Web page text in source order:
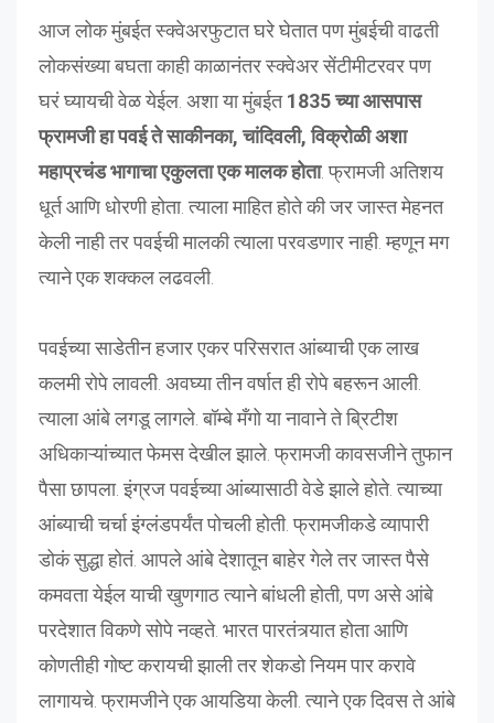
आज लोक मुंबईत स्क्वेअरफुटात घरे घेतात पण मुंबईची वाढती
लोकसंख्या बघता काही काळानंतर स्क्वेअर सेंटीमीटरवर पण
घरं घ्यायची वेळ येईल. अशा या मुंबईत1835 च्या आसपास
फ्रामजी हा पवई ते साकीनका, चांदिवली, विक्रोळी अशा
महाप्रचंड भागाचा एकुलता एक मालक होता. फ्रामजी अतिशय
धूर्त आणि धोरणी होता. त्याला माहित होते की जर जास्त मेहनत
केली नाही तर पवईची मालकी त्याला परवडणार नाही. म्हणून मग
त्याने एक शक्कल लढवली.
पवईच्या साडेतीन हजार एकर परिसरात आंब्याची एक लाख
कलमी रोपे लावली. अवघ्या तीन वर्षात ही रोपे बहरून आली.
त्याला आंबे लगडू लागले. बॉम्बे मँगो या नावाने ते ब्रिटीश
अधिकाऱ्यांच्यात फेमस देखील झाले. फ्रामजी कावसजीने तुफान
पैसा छापला. इंग्रज पवईच्या आंब्यासाठी वेडे झाले होते. त्याच्या
आंब्याची चर्चा इंग्लंडपर्यंत पोचली होती. फ्रामजीकडे व्यापारी
डोकं सुद्धा होतं. आपले आंबे देशातून बाहेर गेले तर जास्त पैसे
कमवता येईल याची खुणगाठ त्याने बांधली होती, पण असे आंबे
परदेशात विकणे सोपे नव्हते. भारत पारतंत्र्यात होता आणि
कोणतीही गोष्ट करायची झाली तर शेकडो नियम पार करावे
लागायचे. फ्रामजीने एक आयडिया केली. त्याने एक दिवस ते आंबे